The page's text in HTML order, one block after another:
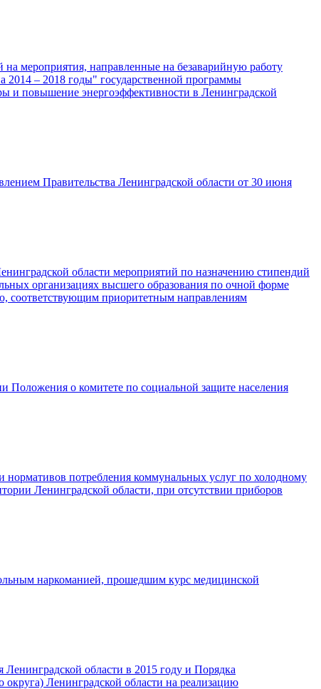
мероприятия, направленные на безаварийную работу
2014 – 2018 годы" государственной программы
и повышение энергоэффективности в Ленинградской
Правительства Ленинградской области от 30 июня
области мероприятий по назначению стипендий
организациях высшего образования по очной форме
соответствующим приоритетным направлениям
Положения о комитете по социальной защите населения
потребления коммунальных услуг по холодному
Ленинградской области, при отсутствии приборов
наркоманией, прошедшим курс медицинской
области в 2015 году и Порядка
округа) Ленинградской области на реализацию